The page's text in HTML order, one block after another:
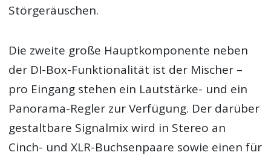
Störgeräuschen.
Die zweite große Hauptkomponente neben
der DI-Box-Funktionalität ist der Mischer –
pro Eingang stehen ein Lautstärke- und ein
Panorama-Regler zur Verfügung. Der darüber
gestaltbare Signalmix wird in Stereo an
Cinch- und XLR-Buchsenpaare sowie einen für